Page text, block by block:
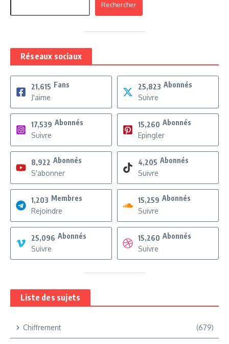
Rechercher
Réseaux sociaux
21,615 Fans
J'aime
25,823 Abonnés
Suivre
17,539 Abonnés
Suivre
15,260 Abonnés
Epingler
8,922 Abonnés
S'abonner
4,205 Abonnés
Suivre
1,203 Membres
Rejoindre
15,259 Abonnés
Suivre
25,096 Abonnés
Suivre
15,260 Abonnés
Suivre
Liste des sujets
Chiffrement (679)